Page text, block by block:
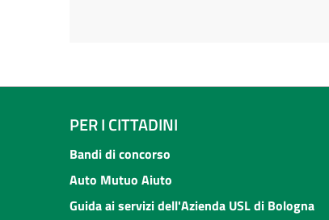
PER I CITTADINI
Bandi di concorso
Auto Mutuo Aiuto
Guida ai servizi dell'Azienda USL di Bologna